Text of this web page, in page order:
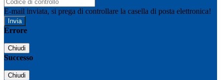
E-mail inviata, si prega di controllare la casella di posta elettronica!
Errore
Chiudi
Successo
Chiudi